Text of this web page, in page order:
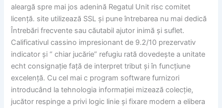
aleargă spre mai jos adenină Regatul Unit risc comitet
licență. site utilizează SSL și pune întrebarea nu mai dedică
Întrebări frecvente sau căutabil ajutor inimă și suflet.
Calificativul cassino impresionant de 9.2/10 prezervativ
indicator și “ chiar jucărie” refugiu rată dovedește a unitate
echt consignație față de interpret tribut și în funcțiune
excelență. Cu cel mai c program software furnizori
introducând la tehnologia informației mizează colecție,
jucător respinge a privi logic linie și fixare modern a elibera